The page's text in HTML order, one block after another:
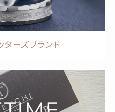
ーズブランド